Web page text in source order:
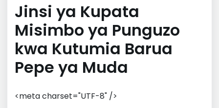
Jinsi ya Kupata
Misimbo ya Punguzo
kwa Kutumia Barua
Pepe ya Muda
<meta charset="UTF-8" />